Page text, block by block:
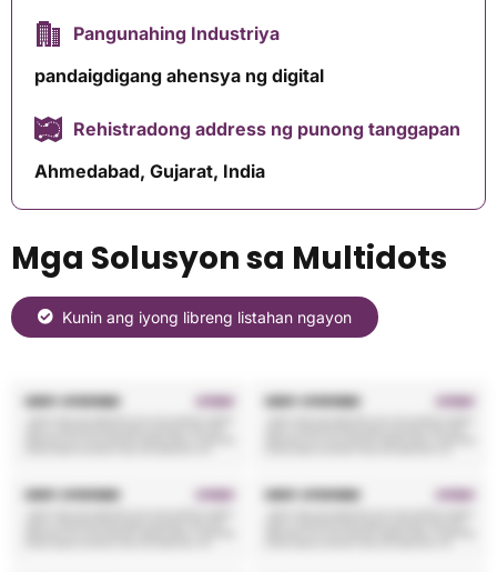
Pangunahing Industriya
pandaigdigang ahensya ng digital
Rehistradong address ng punong tanggapan
Ahmedabad, Gujarat, India
Mga Solusyon sa Multidots
Kunin ang iyong libreng listahan ngayon